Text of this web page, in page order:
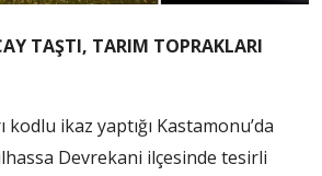
TAŞTI, TARIM TOPRAKLARI
ikaz yaptığı Kastamonu’da
Devrekani ilçesinde tesirli